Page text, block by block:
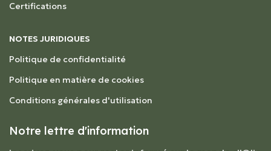
Certifications
NOTES JURIDIQUES
Politique de confidentialité
Politique en matière de cookies
Conditions générales d'utilisation
Notre lettre d'information